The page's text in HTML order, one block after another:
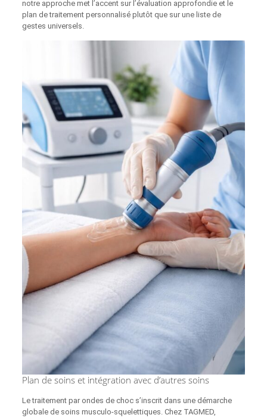
notre approche met l’accent sur l’évaluation approfondie et le
plan de traitement personnalisé plutôt que sur une liste de
gestes universels.
Plan de soins et intégration avec d’autres soins
Le traitement par ondes de choc s’inscrit dans une démarche
globale de soins musculo-squelettiques. Chez TAGMED,